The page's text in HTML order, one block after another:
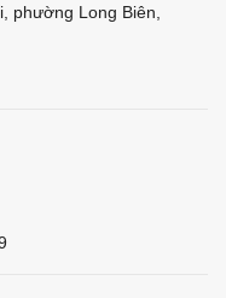
phường Long Biên,